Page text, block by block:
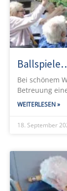
Bei schönem
Betreuung
WEITERLESEN »
18. September